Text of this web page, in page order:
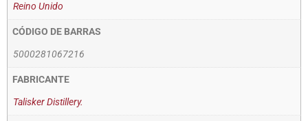
Reino Unido
CÓDIGO DE BARRAS
5000281067216
FABRICANTE
Talisker Distillery.